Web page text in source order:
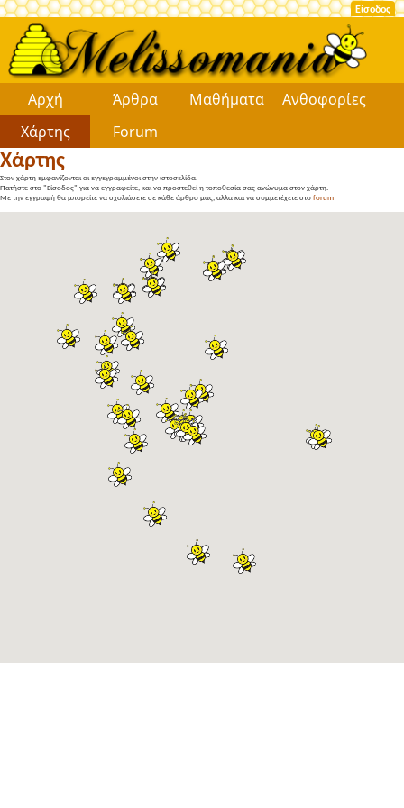
Είσοδος
Αρχή Άρθρα Μαθήματα
Ανθοφορίες
Χάρτης
Forum
Χάρτης
Στον χάρτη εμφανίζονται οι εγγεγραμμένοι στην ιστοσελίδα.
Πατήστε στο "Είσοδος" για να εγγραφείτε, και να προστεθεί η τοποθεσία σας ανώνυμα στον χάρτη.
Με την εγγραφή θα μπορείτε να σχολιάσετε σε κάθε άρθρο μας, αλλα και να συμμετέχετε στο forum